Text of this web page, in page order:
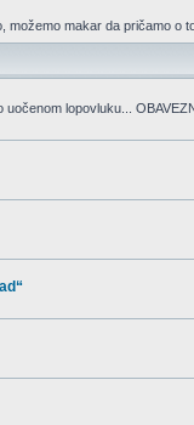
možemo makar da pričamo o
lopovluku...